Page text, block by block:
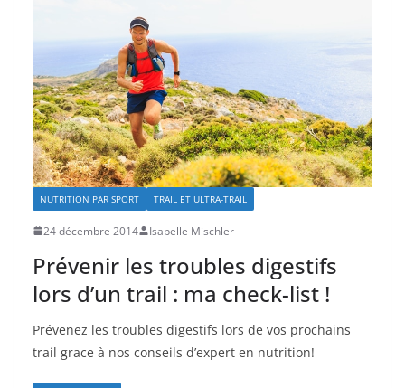
NUTRITION PAR SPORT TRAIL ET ULTRA-TRAIL
24 décembre 2014 Isabelle Mischler
Prévenir les troubles digestifs
lors d’un trail : ma check-list !
Prévenez les troubles digestifs lors de vos prochains
trail grace à nos conseils d’expert en nutrition!